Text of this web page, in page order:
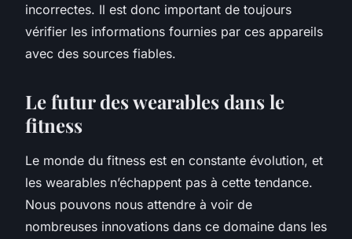
incorrectes. Il est donc important de toujours
vérifier les informations fournies par ces appareils
avec des sources fiables.
Le futur des wearables dans le
fitness
Le monde du fitness est en constante évolution, et
les wearables n’échappent pas à cette tendance.
Nous pouvons nous attendre à voir de
nombreuses innovations dans ce domaine dans les